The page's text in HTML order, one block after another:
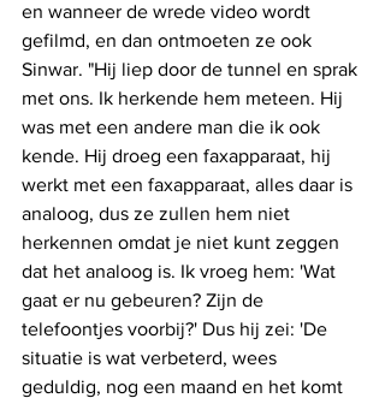
en wanneer de wrede video wordt
gefilmd, en dan ontmoeten ze ook
Sinwar. "Hij liep door de tunnel en sprak
met ons. Ik herkende hem meteen. Hij
was met een andere man die ik ook
kende. Hij droeg een faxapparaat, hij
werkt met een faxapparaat, alles daar is
analoog, dus ze zullen hem niet
herkennen omdat je niet kunt zeggen
dat het analoog is. Ik vroeg hem: 'Wat
gaat er nu gebeuren? Zijn de
telefoontjes voorbij?' Dus hij zei: 'De
situatie is wat verbeterd, wees
geduldig, nog een maand en het komt